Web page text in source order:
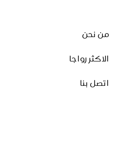
من نحن
الاكثر رواجا
اتصل بنا